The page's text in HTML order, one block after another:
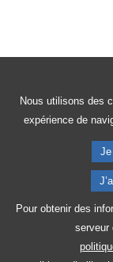
Nous utilisons des
expérience de
Pour obtenir des
serveur